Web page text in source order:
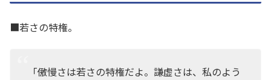
■若さの特権。
「傲慢さは若さの特権だよ。謙虚さは、私のよう